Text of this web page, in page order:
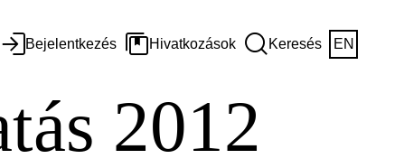
Bejelentkezés Hivatkozások Keresés EN
2012